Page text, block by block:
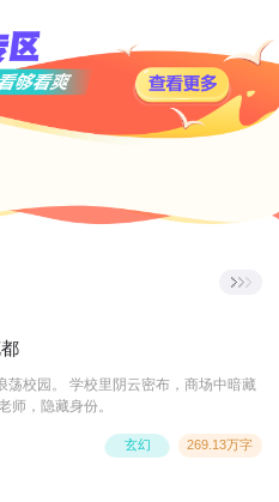
荡校园。 学校里阴云密布，商场中暗藏
师，隐藏身份。
269.13万字
玄幻